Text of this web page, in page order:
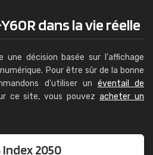
dans la vie réelle
une décision basée sur l'affichage
Pour être sûr de la bonne
d'utiliser un éventail de
ce site, vous pouvezacheter un
Index 2050